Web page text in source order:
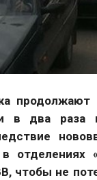
в два раза
в
чтобы не